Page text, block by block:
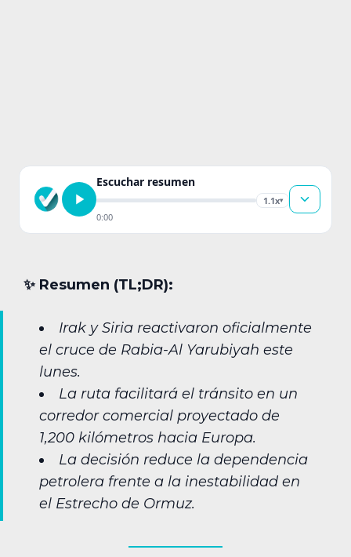
Escuchar resumen
1.1x▾
0:00
✨︎ Resumen (TL;DR):
Irak y Siria reactivaron oficialmente
el cruce de Rabia-Al Yarubiyah este
lunes.
La ruta facilitará el tránsito en un
corredor comercial proyectado de
1,200 kilómetros hacia Europa.
La decisión reduce la dependencia
petrolera frente a la inestabilidad en
el Estrecho de Ormuz.